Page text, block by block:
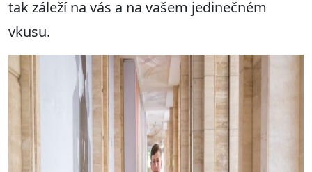
tak záleží na vás a na vašem jedinečném
vkusu.